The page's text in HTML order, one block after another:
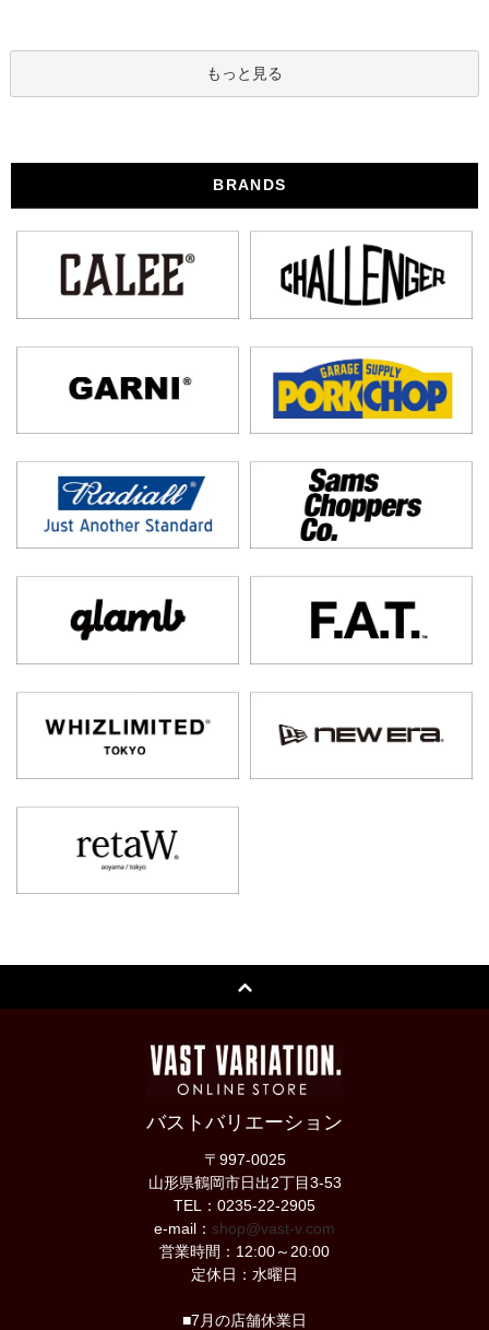
もっと見る
BRANDS
バストバリエーション
〒997-0025
山形県鶴岡市日出2丁目3-53
TEL：0235-22-2905
e-mail： shop@vast-v.com
営業時間：12:00～20:00
定休日：水曜日
■7月の店舗休業日